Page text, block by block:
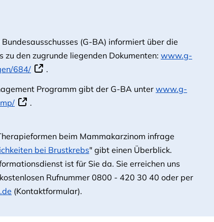
(G-BA) informiert über die
den zugrunde liegenden Dokumenten: www.g-
684/
.
Programm gibt der G-BA unter www.g-
.
beim Mammakarzinom infrage
bei Brustkrebs" gibt einen Überblick.
ist für Sie da. Sie erreichen uns
Rufnummer 0800 - 420 30 40 oder per
(Kontaktformular).